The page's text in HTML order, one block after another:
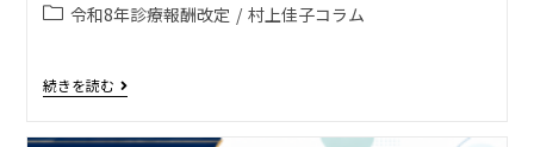
令和8年診療報酬改定 / 村上佳子コラム
続きを読む